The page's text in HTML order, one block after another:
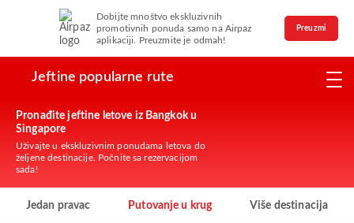
Dobijte mnoštvo ekskluzivnih
promotivnih ponuda samo na Airpaz
aplikaciji. Preuzmite je odmah!
Preuzmi
Jeftine popularne rute
Pronađite jeftine letove iz Bangkok u
Singapore
Uživajte u ekskluzivnim ponudama letova do
željene destinacije. Počnite sa rezervacijom
sada!
Jedan pravac Putovanje u krug Više destinacija